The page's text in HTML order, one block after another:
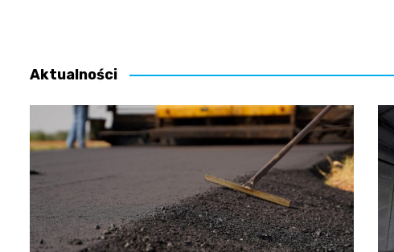
Aktualności